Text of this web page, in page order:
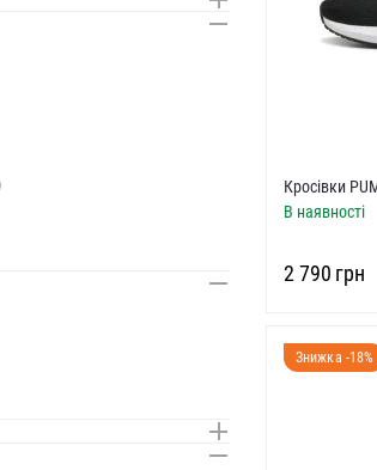
Кросівки
В наявності
‍2 790‍ грн
Знижка -18%